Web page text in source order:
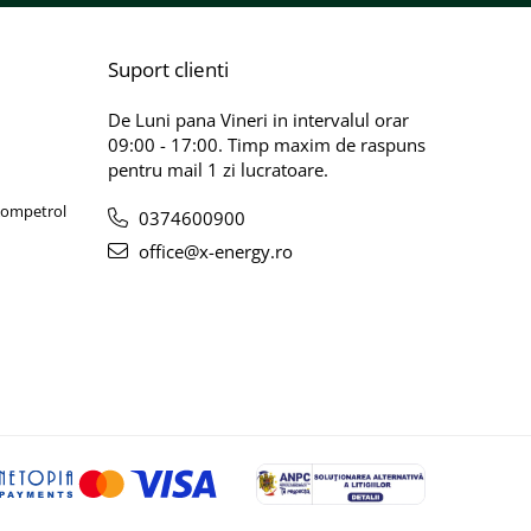
Suport clienti
De Luni pana Vineri in intervalul orar
09:00 - 17:00. Timp maxim de raspuns
pentru mail 1 zi lucratoare.
0374600900
office@x-energy.ro